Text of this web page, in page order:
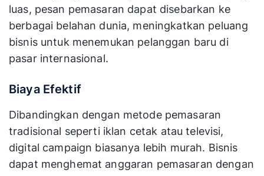
luas, pesan pemasaran dapat disebarkan ke
berbagai belahan dunia, meningkatkan peluang
bisnis untuk menemukan pelanggan baru di
pasar internasional.
Biaya Efektif
Dibandingkan dengan metode pemasaran
tradisional seperti iklan cetak atau televisi,
digital campaign biasanya lebih murah. Bisnis
dapat menghemat anggaran pemasaran dengan